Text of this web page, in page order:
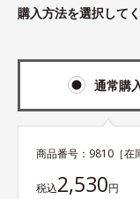
購入方法を選択してく
通常購
商品番号： 9810 ［在
税込2,530円